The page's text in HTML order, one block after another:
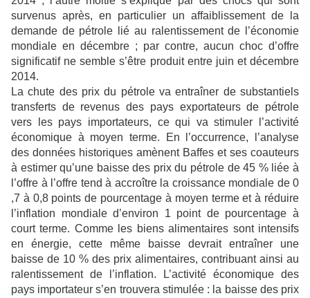
survenus après, en particulier un affaiblissement de la
demande de pétrole lié au ralentissement de l’économie
mondiale en décembre ; par contre, aucun choc d’offre
significatif ne semble s’être produit entre juin et décembre
2014.
La chute des prix du pétrole va entraîner de substantiels
transferts de revenus des pays exportateurs de pétrole
vers les pays importateurs, ce qui va stimuler l’activité
économique à moyen terme. En l’occurrence, l’analyse
des données historiques amènent Baffes et ses coauteurs
à estimer qu’une baisse des prix du pétrole de 45 % liée à
l’offre à l’offre tend à accroître la croissance mondiale de 0
,7 à 0,8 points de pourcentage à moyen terme et à réduire
l’inflation mondiale d’environ 1 point de pourcentage à
court terme. Comme les biens alimentaires sont intensifs
en énergie, cette même baisse devrait entraîner une
baisse de 10 % des prix alimentaires, contribuant ainsi au
ralentissement de l’inflation. L’activité économique des
pays importateur s’en trouvera stimulée : la baisse des prix